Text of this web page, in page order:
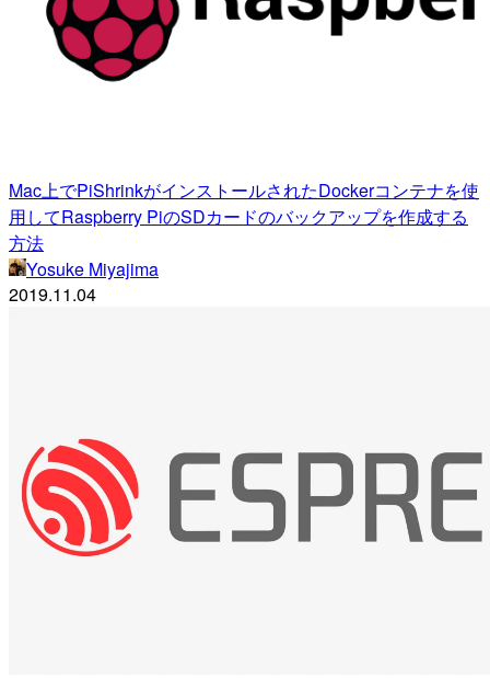
Mac上でPiShrinkがインストールされたDockerコンテナを使
用してRaspberry PiのSDカードのバックアップを作成する
方法
Yosuke Miyajima
2019.11.04